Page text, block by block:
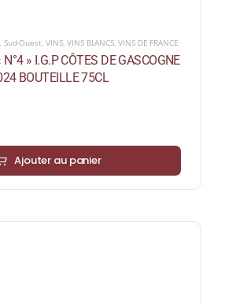
, Sud-Ouest,VINS,VINS BLANCS,VINS DE FRANCE
» I.G.P CÔTES DE GASCOGNE
BOUTEILLE 75CL
Ajouter au panier